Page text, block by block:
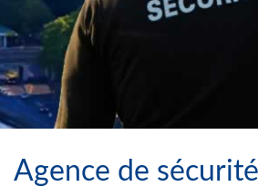
Agence de